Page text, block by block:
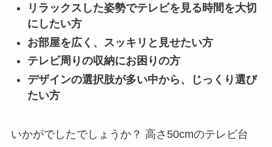
リラックスした姿勢でテレビを見る時間を大切
にしたい方
お部屋を広く、スッキリと見せたい方
テレビ周りの収納にお困りの方
デザインの選択肢が多い中から、じっくり選び
たい方
いかがでしたでしょうか？ 高さ50cmのテレビ台